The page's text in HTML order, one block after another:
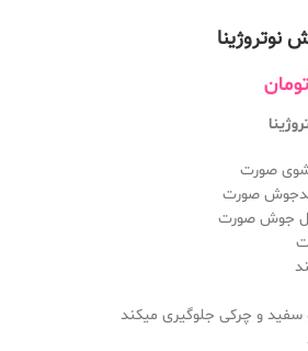
تومان
صورت
صورت
جوش صورت
سفید و چرکی جلوگیری میکند